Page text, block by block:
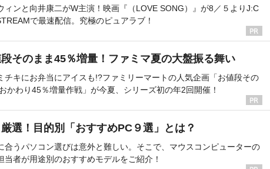
ィンと向井康二がW主演！映画『（LOVE SONG）』が8／５よりJ:C
で最速配信。究極のピュアラブ！
そのまま45％増量！ファミマ夏の大盤振る舞い
チキにお弁当にアイスも!?ファミリーマートの人気企画「お値段その
かわり45％増量作戦」が今夏、シリーズ初の年2回開催！
選！目的別「おすすめPC９選」とは？
合うパソコン選びは意外と難しい。そこで、マウスコンピューターの
当者が用途別のおすすめモデルをご紹介！